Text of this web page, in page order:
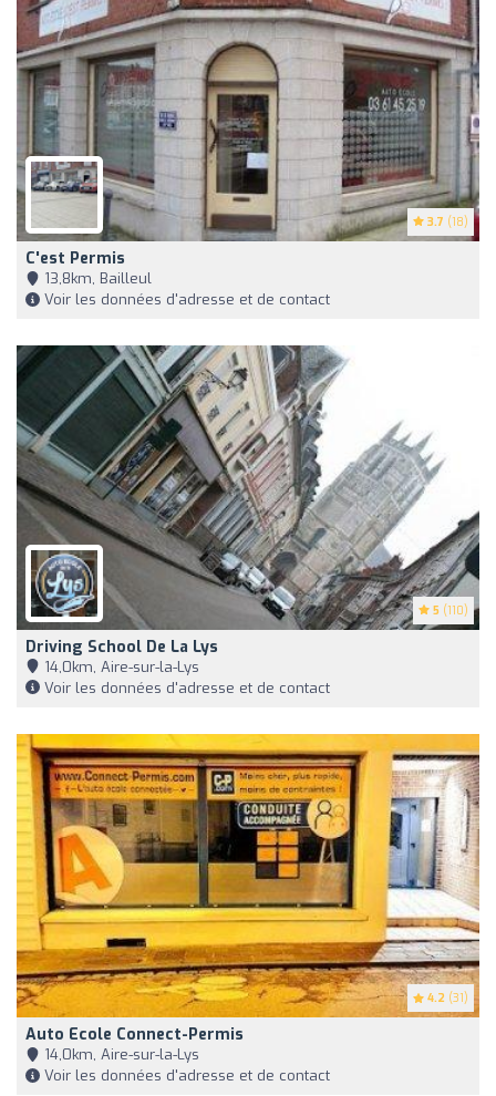
3.7 (18)
C'est Permis
13,8km, Bailleul
Voir les données d'adresse et de contact
5 (110)
Driving School De La Lys
14,0km, Aire-sur-la-Lys
Voir les données d'adresse et de contact
4.2 (31)
Auto Ecole Connect-Permis
14,0km, Aire-sur-la-Lys
Voir les données d'adresse et de contact